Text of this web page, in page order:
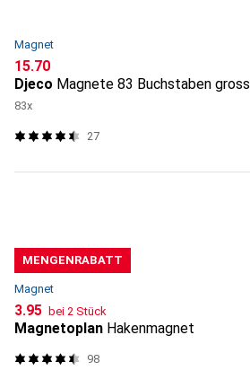
Magnet
CHF
15.70
Djeco Magnete 83 Buchstaben gross
83x
27
MENGENRABATT
Magnet
CHF
3.95 bei 2 Stück
Magnetoplan Hakenmagnet
98